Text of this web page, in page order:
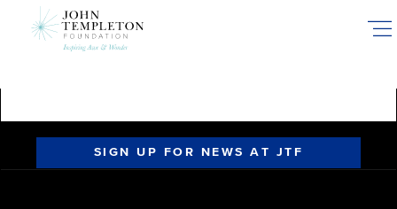
SIGN UP FOR NEWS AT JTF